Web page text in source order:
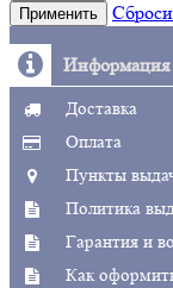
Применить
Информация
Доставка
Оплата
Пункты
Политика
Гарантия и
Как